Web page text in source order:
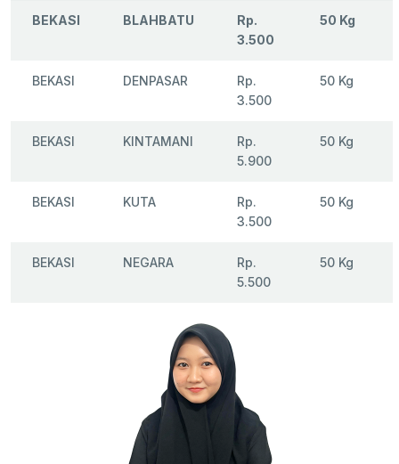
BEKASI BLAHBATU
Rp.
3.500
50 Kg
BEKASI DENPASAR
Rp.
3.500
50 Kg
BEKASI KINTAMANI
Rp.
5.900
50 Kg
BEKASI KUTA
Rp.
3.500
50 Kg
BEKASI NEGARA
Rp.
5.500
50 Kg